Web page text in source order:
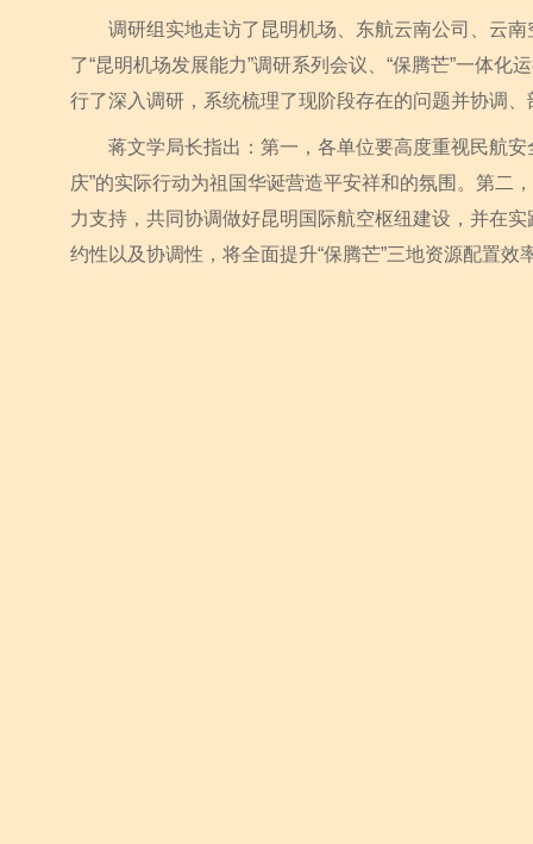
调研组实地走访了昆明机场、东航云南公司、云南
了“昆明机场发展能力”调研系列会议、“保腾芒”一体
行了深入调研，系统梳理了现阶段存在的问题并协调
蒋文学局长指出：第一，各单位要高度重视民航安
庆”的实际行动为祖国华诞营造平安祥和的氛围。第二
力支持，共同协调做好昆明国际航空枢纽建设，并在
约性以及协调性，将全面提升“保腾芒”三地资源配置